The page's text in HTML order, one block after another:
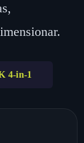
4-in-1